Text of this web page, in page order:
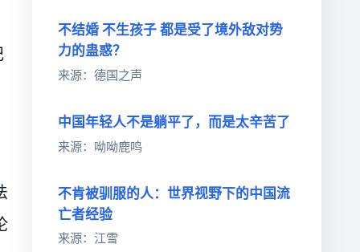
不结婚 不生孩子 都是受了境外敌对势
力的蛊惑？
来源：德国之声
中国年轻人不是躺平了，而是太辛苦了
来源：呦呦鹿鸣
不肯被驯服的人：世界视野下的中国流
亡者经验
来源：江雪